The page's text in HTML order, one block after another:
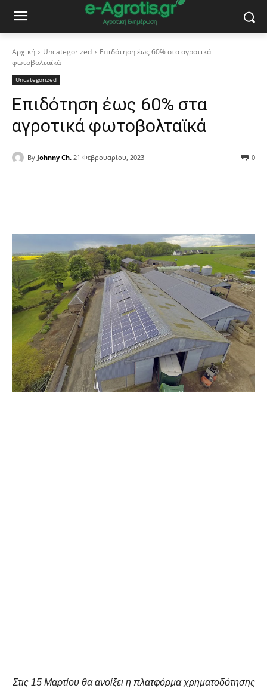
Αρχική Uncategorized
Επιδότηση έως 60% στα αγροτικά
φωτοβολταϊκά
Uncategorized
Επιδότηση έως 60% στα
αγροτικά φωτοβολταϊκά
By Johnny Ch. 21 Φεβρουαρίου, 2023 0
Στις 15 Μαρτίου θα ανοίξει η πλατφόρµα χρηµατοδότησης